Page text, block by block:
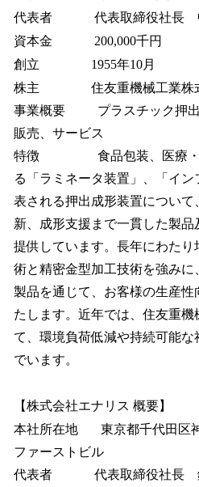
代表者 代表取締役社長
資本金 200,000千円
創立 1955年10月
株主 住友重機械工業株式
事業概要 プラスチック押出
販売、サービス
特徴 食品包装、医療・産
る「ラミネータ装置」、「イ
表される押出成形装置につい
新、成形支援まで一貫した製
提供しています。長年にわた
術と精密金型加工技術を強みに
製品を通じて、お客様の生産
たします。近年では、住友重機
て、環境負荷低減や持続可能
でいます。
【株式会社エナリス 概要】
本社所在地 東京都千代田区神
ファーストビル
代表者 代表取締役社長